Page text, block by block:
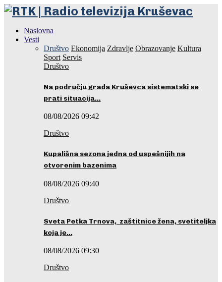
Naslovna
Vesti
Društvo Ekonomija Zdravlje Obrazovanje Kultura
Sport Servis
Društvo
Na području grada Kruševca sistematski se
prati situacija…
08/08/2026 09:42
Društvo
Kupališna sezona jedna od uspešnijih na
otvorenim bazenima
08/08/2026 09:40
Društvo
Sveta Petka Trnova, zaštitnice žena, svetiteljka
koja je…
08/08/2026 09:30
Društvo